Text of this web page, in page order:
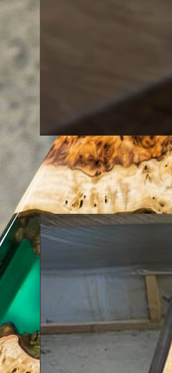
по запросу
Столешница со смолой по
центру
Со смолой